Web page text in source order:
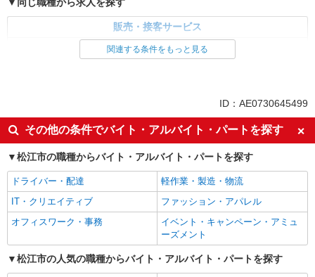
販売・接客サービス
英語が活かせる
ボーナス・賞与あり
車通勤OK
交通費支給
社会保険あり
社員登用あり
関連する条件をもっと見る
ID：AE0730645499
その他の条件でバイト・アルバイト・パートを探す
松江市の職種からバイト・アルバイト・パートを探す
ドライバー・配達
軽作業・製造・物流
IT・クリエイティブ
ファッション・アパレル
オフィスワーク・事務
イベント・キャンペーン・アミュ
ーズメント
松江市の人気の職種からバイト・アルバイト・パートを探す